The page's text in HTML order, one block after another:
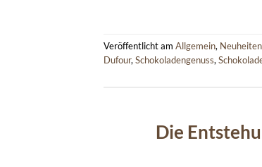
Veröffentlicht am Allgemein, Neuheiten
Dufour, Schokoladengenuss,
Die